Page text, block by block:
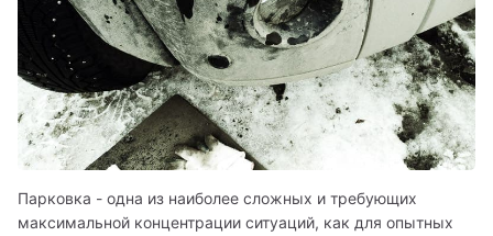
Парковка - одна из наиболее сложных и требующих
максимальной концентрации ситуаций, как для опытных